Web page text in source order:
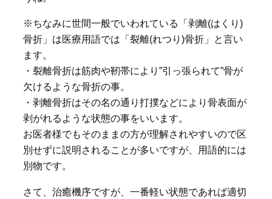
※ちなみに世間一般でいわれている「剥離(はくり)
骨折」は医療用語では「裂離(れつり)骨折」と言い
ます。
・裂離骨折は筋肉や靭帯により”引っ張られて”骨が
欠けるような骨折の事。
・剥離骨折はその名の通り打撲などにより骨表面が
剥がれるような状態の事をいいます。
お医者様でもそのままの方が理解されやすいので区
別せずに説明されることが多いですが、用語的には
別物です。
さて、治癒機序ですが、一番軽い状態であれば適切